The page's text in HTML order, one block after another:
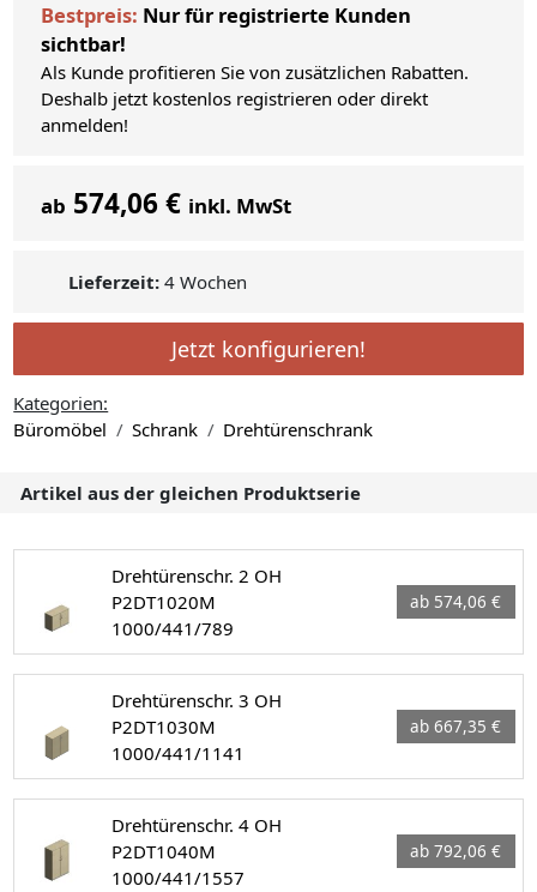
Bestpreis: Nur für registrierte Kunden
sichtbar!
Als Kunde profitieren Sie von zusätzlichen Rabatten.
Deshalb jetzt kostenlos registrieren oder direkt
anmelden!
ab 574,06 € inkl. MwSt
Lieferzeit: 4 Wochen
Jetzt konfigurieren!
Kategorien:
Büromöbel
Schrank Drehtürenschrank
Artikel aus der gleichen Produktserie
Drehtürenschr. 2 OH
P2DT1020M
1000/441/789
ab 574,06 €
Drehtürenschr. 3 OH
P2DT1030M
1000/441/1141
ab 667,35 €
Drehtürenschr. 4 OH
P2DT1040M
1000/441/1557
ab 792,06 €